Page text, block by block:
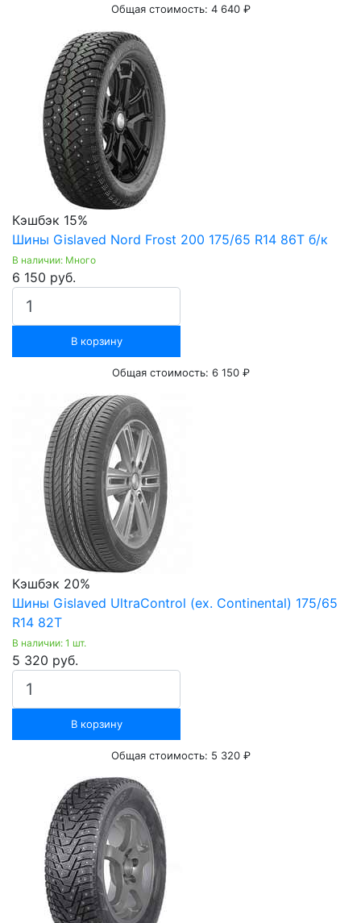
Общая стоимость: 4 640 ₽
Кэшбэк 15%
Шины Gislaved Nord Frost 200 175/65 R14 86T б/к
В наличии: Много
6 150 руб.
В корзину
Общая стоимость: 6 150 ₽
Кэшбэк 20%
Шины Gislaved UltraControl (ex. Continental) 175/65
R14 82T
В наличии: 1 шт.
5 320 руб.
В корзину
Общая стоимость: 5 320 ₽